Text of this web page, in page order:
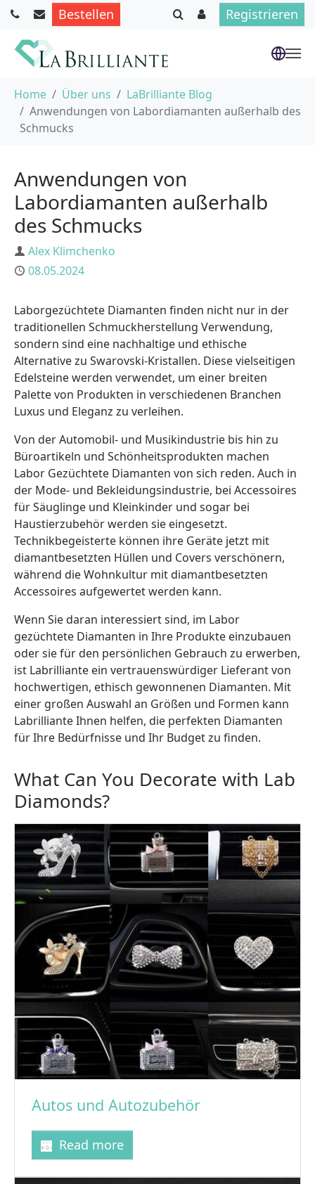
Skip to main content
Bestellen Registrieren
You are here:
Home Über uns
LaBrilliante Blog
Anwendungen von Labordiamanten außerhalb des
Schmucks
Anwendungen von
Labordiamanten außerhalb
des Schmucks
Author
Alex Klimchenko
Published
08.05.2024
Laborgezüchtete Diamanten finden nicht nur in der
traditionellen Schmuckherstellung Verwendung,
sondern sind eine nachhaltige und ethische
Alternative zu Swarovski-Kristallen. Diese vielseitigen
Edelsteine werden verwendet, um einer breiten
Palette von Produkten in verschiedenen Branchen
Luxus und Eleganz zu verleihen.
Von der Automobil- und Musikindustrie bis hin zu
Büroartikeln und Schönheitsprodukten machen
Labor Gezüchtete Diamanten von sich reden. Auch in
der Mode- und Bekleidungsindustrie, bei Accessoires
für Säuglinge und Kleinkinder und sogar bei
Haustierzubehör werden sie eingesetzt.
Technikbegeisterte können ihre Geräte jetzt mit
diamantbesetzten Hüllen und Covers verschönern,
während die Wohnkultur mit diamantbesetzten
Accessoires aufgewertet werden kann.
Wenn Sie daran interessiert sind, im Labor
gezüchtete Diamanten in Ihre Produkte einzubauen
oder sie für den persönlichen Gebrauch zu erwerben,
ist Labrilliante ein vertrauenswürdiger Lieferant von
hochwertigen, ethisch gewonnenen Diamanten. Mit
einer großen Auswahl an Größen und Formen kann
Labrilliante Ihnen helfen, die perfekten Diamanten
für Ihre Bedürfnisse und Ihr Budget zu finden.
What Can You Decorate with Lab
Diamonds?
Autos und Autozubehör
Read more